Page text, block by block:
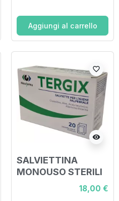
Aggiungi al carrello
visibility
favorite_border
SALVIETTINA
MONOUSO STERILI
TERGIX PER IL
TRATTAMENTO
18,00 €